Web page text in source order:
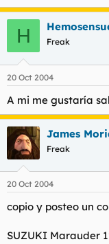
H Freak
20 Oct 2004
A mi me gustaría
James
Freak
20 Oct 2004
copio y posteo un
SUZUKI Marauder